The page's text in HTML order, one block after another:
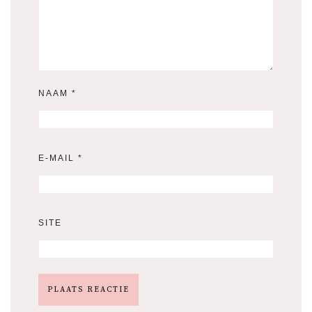
NAAM *
E-MAIL *
SITE